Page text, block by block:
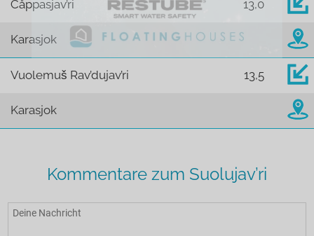
Cåppasjav’ri 13,0
Karasjok
Vuolemuš Rav’dujav’ri 13,5
Karasjok
Kommentare zum Suolujav’ri